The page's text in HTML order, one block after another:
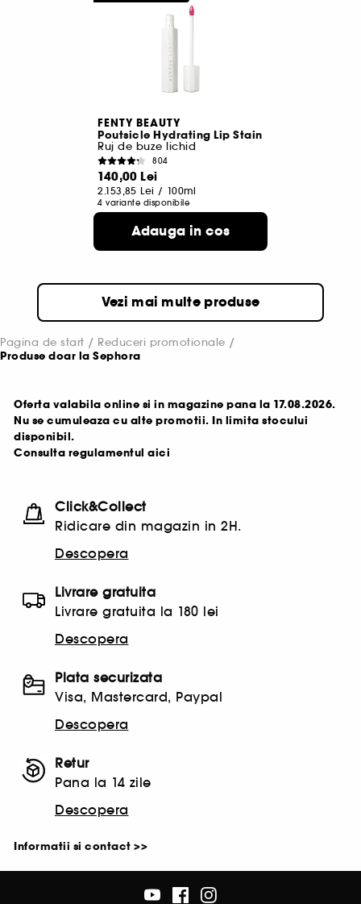
FENTY BEAUTY
Poutsicle Hydrating Lip Stain
Ruj de buze lichid
804
140,00 Lei
2.153,85 Lei / 100ml
4 variante disponibile
Adauga in cos
Vezi mai multe produse
Pagina de start Reduceri promotionale
Produse doar la Sephora
Oferta valabila online si in magazine pana la 17.08.2026.
Nu se cumuleaza cu alte promotii. In limita stocului
disponibil.
Consulta regulamentul aici
Click&Collect
Ridicare din magazin in 2H.
Descopera
Livrare gratuita
Livrare gratuita la 180 lei
Descopera
Plata securizata
Visa, Mastercard, Paypal
Descopera
Retur
Pana la 14 zile
Descopera
Informatii si contact >>